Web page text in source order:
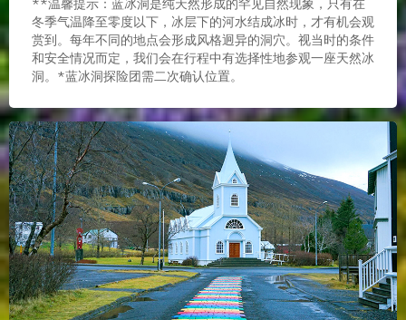
**温馨提示：蓝冰洞是纯天然形成的罕见自然现象，只有在
冬季气温降至零度以下，冰层下的河水结成冰时，才有机会观
赏到。每年不同的地点会形成风格迥异的洞穴。视当时的条件
和安全情况而定，我们会在行程中有选择性地参观一座天然冰
洞。*蓝冰洞探险团需二次确认位置。